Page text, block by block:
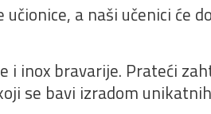
a naši učenici će
inox bravarije. Prateći
se bavi izradom